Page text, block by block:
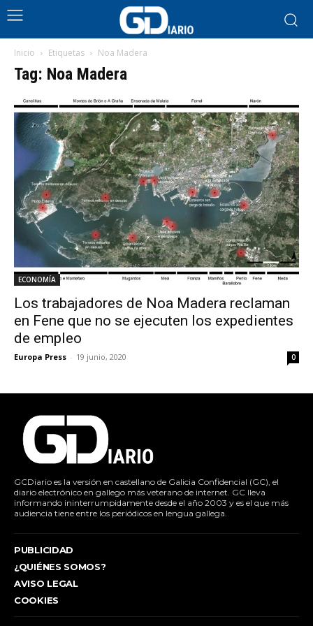
Inicio Etiquetas Noa Madera
Tag: Noa Madera
ECONOMÍA
Los trabajadores de Noa Madera reclaman
en Fene que no se ejecuten los expedientes
de empleo
Europa Press - 19 junio, 2020 0
GCDiario es la versión en castellano de Galicia Confidencial (GC), el
diario electrónico en gallego más veterano de internet. GC lleva
informando ininterrumpidamente desde el año 2003 y es el que más
audiencia tiene entre los periódicos en lengua gallega.
PUBLICIDAD
¿QUIÉNES SOMOS?
AVISO LEGAL
COOKIES